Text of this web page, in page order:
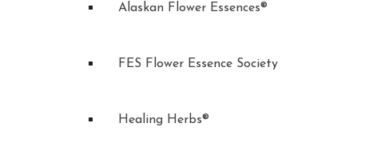
Alaskan Flower Essences®
FES Flower Essence Society
Healing Herbs®